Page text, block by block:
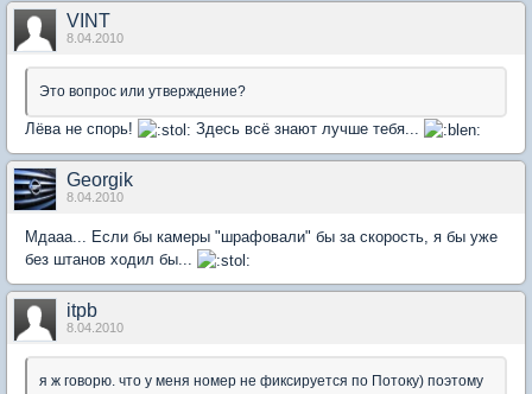
VINT
8.04.2010
Это вопрос или утверждение?
Лёва не спорь! Здесь всё знают лучше тебя...
Georgik
8.04.2010
Мдааа... Если бы камеры "шрафовали" бы за скорость, я бы уже
без штанов ходил бы...
itpb
8.04.2010
я ж говорю. что у меня номер не фиксируется по Потоку) поэтому